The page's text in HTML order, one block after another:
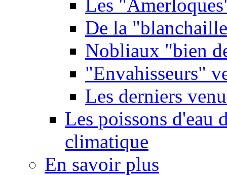
Les
De la
Nobliaux "bien
"Envahisseurs"
Les derniers
Les poissons d'eau
climatique
En savoir plus